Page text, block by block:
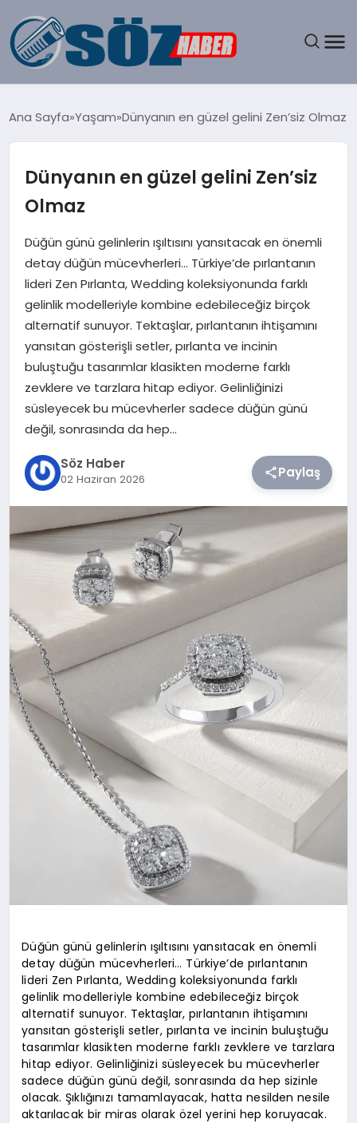
SPOR
MAGAZIN
EĞITIM
SAĞLIK
DÜNYA
TEKNOLOJI
SIYASET
YAŞAM
Ana Sayfa Yaşam Dünyanın en güzel gelini Zen’siz Olmaz
Dünyanın en güzel gelini Zen’siz
Olmaz
Düğün günü gelinlerin ışıltısını yansıtacak en önemli
detay düğün mücevherleri… Türkiye’de pırlantanın
lideri Zen Pırlanta, Wedding koleksiyonunda farklı
gelinlik modelleriyle kombine edebileceğiz birçok
alternatif sunuyor. Tektaşlar, pırlantanın ihtişamını
yansıtan gösterişli setler, pırlanta ve incinin
buluştuğu tasarımlar klasikten moderne farklı
zevklere ve tarzlara hitap ediyor. Gelinliğinizi
süsleyecek bu mücevherler sadece düğün günü
değil, sonrasında da hep…
Söz Haber
02 Haziran 2026 Paylaş
Düğün günü gelinlerin ışıltısını yansıtacak en önemli
detay düğün mücevherleri… Türkiye’de pırlantanın
lideri Zen Pırlanta, Wedding koleksiyonunda farklı
gelinlik modelleriyle kombine edebileceğiz birçok
alternatif sunuyor. Tektaşlar, pırlantanın ihtişamını
yansıtan gösterişli setler, pırlanta ve incinin buluştuğu
tasarımlar klasikten moderne farklı zevklere ve tarzlara
hitap ediyor. Gelinliğinizi süsleyecek bu mücevherler
sadece düğün günü değil, sonrasında da hep sizinle
olacak. Şıklığınızı tamamlayacak, hatta nesilden nesile
aktarılacak bir miras olarak özel yerini hep koruyacak.